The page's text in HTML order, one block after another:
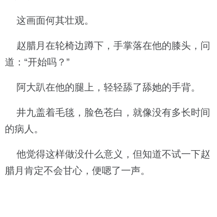
这画面何其壮观。
赵腊月在轮椅边蹲下，手掌落在他的膝头，问
道：“开始吗？”
阿大趴在他的腿上，轻轻舔了舔她的手背。
井九盖着毛毯，脸色苍白，就像没有多长时间
的病人。
他觉得这样做没什么意义，但知道不试一下赵
腊月肯定不会甘心，便嗯了一声。